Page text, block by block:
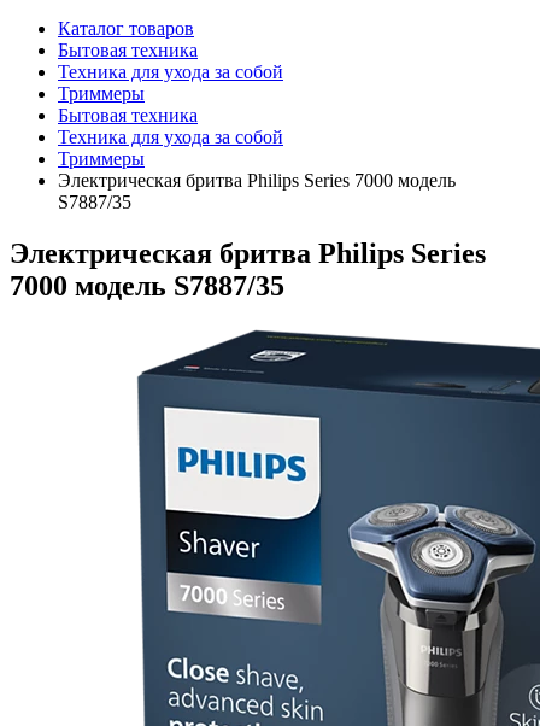
Каталог товаров
Бытовая техника
Техника для ухода за собой
Триммеры
Бытовая техника
Техника для ухода за собой
Триммеры
Электрическая бритва Philips Series 7000 модель
S7887/35
Электрическая бритва Philips Series
7000 модель S7887/35